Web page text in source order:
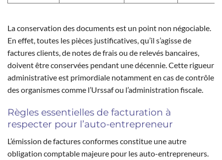
La conservation des documents est un point non négociable.
En effet, toutes les pièces justificatives, qu’il s’agisse de
factures clients, de notes de frais ou de relevés bancaires,
doivent être conservées pendant une décennie. Cette rigueur
administrative est primordiale notamment en cas de contrôle
des organismes comme l’Urssaf ou l’administration fiscale.
Règles essentielles de facturation à
respecter pour l’auto-entrepreneur
L’émission de factures conformes constitue une autre
obligation comptable majeure pour les auto-entrepreneurs.